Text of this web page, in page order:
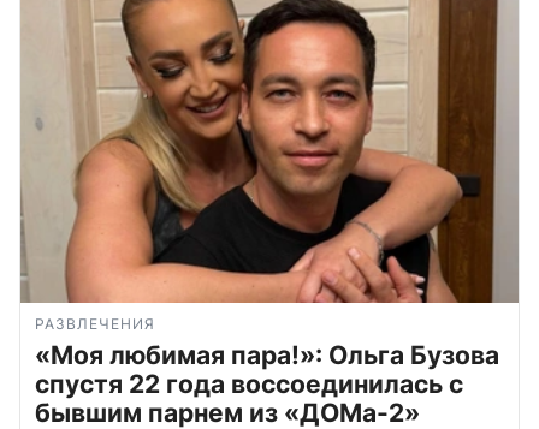
РАЗВЛЕЧЕНИЯ
«Моя любимая пара!»: Ольга Бузова
спустя 22 года воссоединилась с
бывшим парнем из «ДОМа-2»